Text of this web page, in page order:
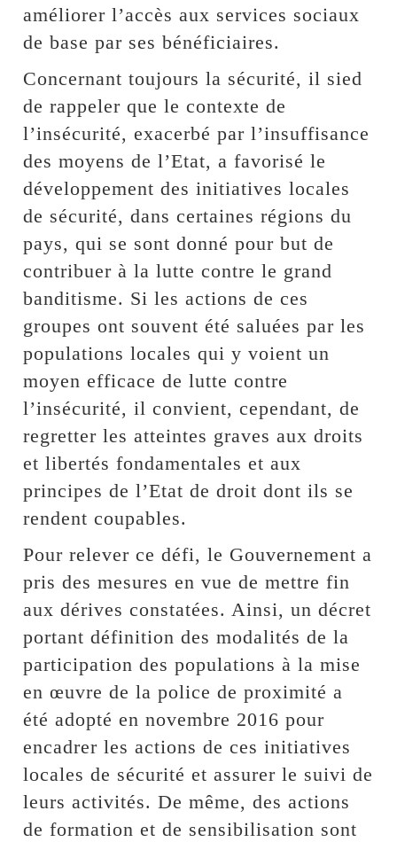
améliorer l’accès aux services sociaux
de base par ses bénéficiaires.
Concernant toujours la sécurité, il sied
de rappeler que le contexte de
l’insécurité, exacerbé par l’insuffisance
des moyens de l’Etat, a favorisé le
développement des initiatives locales
de sécurité, dans certaines régions du
pays, qui se sont donné pour but de
contribuer à la lutte contre le grand
banditisme. Si les actions de ces
groupes ont souvent été saluées par les
populations locales qui y voient un
moyen efficace de lutte contre
l’insécurité, il convient, cependant, de
regretter les atteintes graves aux droits
et libertés fondamentales et aux
principes de l’Etat de droit dont ils se
rendent coupables.
Pour relever ce défi, le Gouvernement a
pris des mesures en vue de mettre fin
aux dérives constatées. Ainsi, un décret
portant définition des modalités de la
participation des populations à la mise
en œuvre de la police de proximité a
été adopté en novembre 2016 pour
encadrer les actions de ces initiatives
locales de sécurité et assurer le suivi de
leurs activités. De même, des actions
de formation et de sensibilisation sont